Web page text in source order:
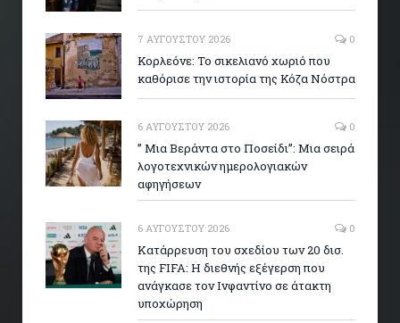
7 ΑΥΓΟΎΣΤΟΥ 2026 0
Κορλεόνε: Το σικελιανό χωριό που
καθόρισε την ιστορία της Κόζα Νόστρα
6 ΑΥΓΟΎΣΤΟΥ 2026 0
” Μια Βεράντα στο Ποσείδι”: Μια σειρά
λογοτεχνικών ημερολογιακών
αφηγήσεων
6 ΑΥΓΟΎΣΤΟΥ 2026 0
Κατάρρευση του σχεδίου των 20 δισ.
της FIFA: Η διεθνής εξέγερση που
ανάγκασε τον Ινφαντίνο σε άτακτη
υποχώρηση